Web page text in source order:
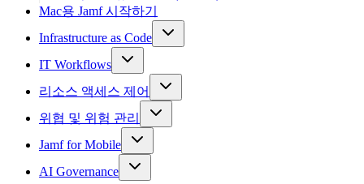
Mac용 Jamf 시작하기
Infrastructure as Code
IT Workflows
리소스 액세스 제어
위협 및 위험 관리
Jamf for Mobile
AI Governance